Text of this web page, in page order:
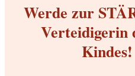
Werde zur
Verteidigerin
Kindes!